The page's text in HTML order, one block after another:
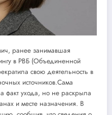
ранее занимавшая
в РВБ (Объединенной
свою деятельность в
источников.Сама
факт ухода, но не раскрыла
и месте назначения. В